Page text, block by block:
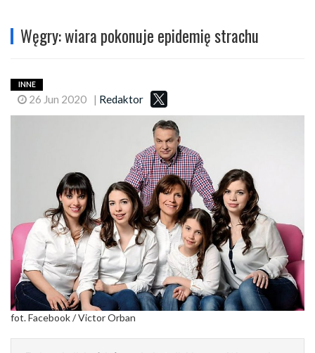
Węgry: wiara pokonuje epidemię strachu
INNE
26 Jun 2020 | Redaktor
fot. Facebook / Victor Orban